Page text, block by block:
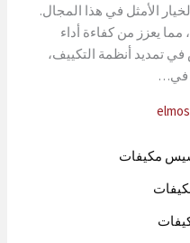
الأمثل في هذا المجال.
مما يعزز من كفاءة أداء
تمديد أنظمة التكييف،
في…
مكيفات